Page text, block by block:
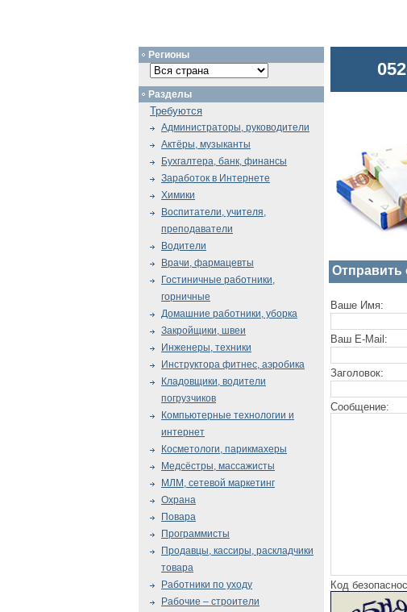
Ваше Имя:
Ваш E-Mail:
Заголовок:
Сообщение:
Код
Регионы
Разделы
Требуются
Администраторы, руководители
Актёры, музыканты
Бухгалтера, банк, финансы
Заработок в Интернете
Химики
Воспитатели, учителя,
преподаватели
Водители
Врачи, фармацевты
Гостиничные работники,
горничные
Домашние работники, уборка
Закройщики, швеи
Инженеры, техники
Инструктора фитнес, аэробика
Кладовщики, водители
погрузчиков
Компьютерные технологии и
интернет
Косметологи, парикмахеры
Медсёстры, массажисты
МЛМ, сетевой маркетинг
Охрана
Повара
Программисты
Продавцы, кассиры, раскладчики
товара
Работники по уходу
Рабочие – строители